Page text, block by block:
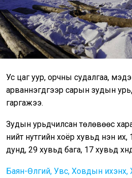
Ус цаг уур, орчны судалгаа,
арваннэгдүгээр сарын зудын
гаргажээ.
Зудын урьдчилсан төлөвөөс
нийт нутгийн хоёр хувьд нэн их,
дунд, 29 хувьд бага, 17 хувьд
Баян-Өлгий, Увс, Ховдын ихэнх,